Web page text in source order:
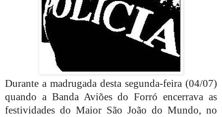
Durante a madrugada desta segunda-feira (04/07)
quando a Banda Aviões do Forró encerrava as
festividades do Maior São João do Mundo, no